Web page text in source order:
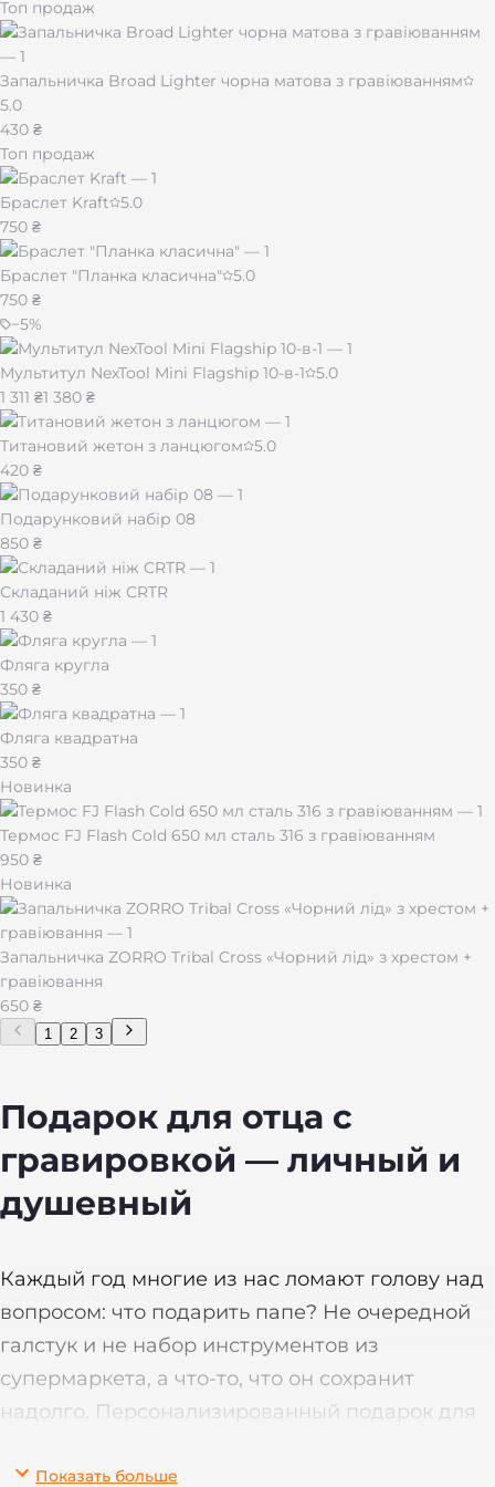
Топ продаж
Запальничка Broad Lighter чорна матова з гравіюванням
5.0
430 ₴
Топ продаж
Браслет Kraft
5.0
750 ₴
Браслет "Планка класична"
5.0
750 ₴
−5%
Мультитул NexTool Mini Flagship 10-в-1
5.0
1 311 ₴1 380 ₴
Титановий жетон з ланцюгом
5.0
420 ₴
Подарунковий набір 08
850 ₴
Складаний ніж CRTR
1 430 ₴
Фляга кругла
350 ₴
Фляга квадратна
350 ₴
Новинка
Термос FJ Flash Cold 650 мл сталь 316 з гравіюванням
950 ₴
Новинка
Запальничка ZORRO Tribal Cross «Чорний лід» з хрестом +
гравіювання
650 ₴
1 2 3
Подарок для отца с
гравировкой — личный и
душевный
Каждый год многие из нас ломают голову над
вопросом: что подарить папе? Не очередной
галстук и не набор инструментов из
супермаркета, а что-то, что он сохранит
надолго. Персонализированный подарок для
поймет, что это именно для него, от души.
Показать больше